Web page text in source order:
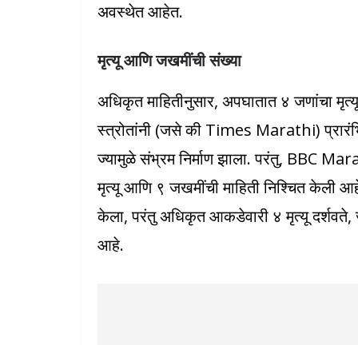
अवस्थेत आहेत.
मृत्यू आणि जखमींची संख्या
अधिकृत माहितीनुसार, अपघातात ४ जणांचा
स्त्रोतांनी (जसे की Times Marathi)
ज्यामुळे संभ्रम निर्माण झाला. परंतु, BBC
मृत्यू आणि ९ जखमींची माहिती निश्चित केली
केला, परंतु अधिकृत आकडेवारी ४ मृत्यू दर्शवते,
आहे.